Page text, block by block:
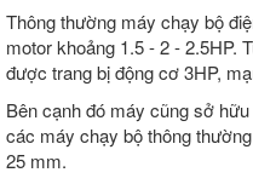
Thông thường máy chạy bộ
motor khoảng 1.5 - 2 - 2.5HP.
được trang bị động cơ 3HP,
Bên cạnh đó máy cũng sở
các máy chạy bộ thông
25 mm.